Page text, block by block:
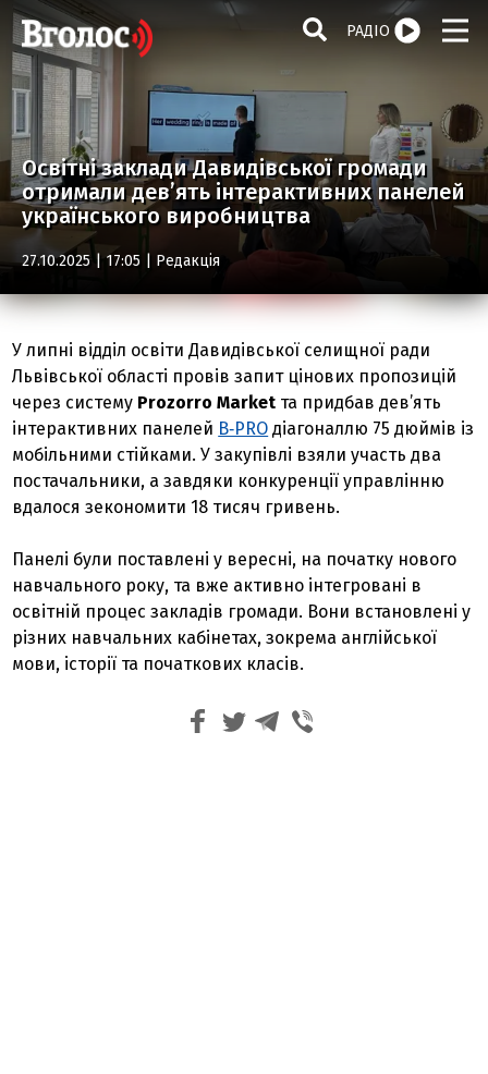
РАДІО
Освітні заклади Давидівської громади
отримали дев’ять інтерактивних панелей
українського виробництва
27.10.2025 | 17:05 | Редакція
У липні відділ освіти Давидівської селищної ради
Львівської області провів запит цінових пропозицій
через систему Prozorro Market та придбав дев’ять
інтерактивних панелей B‑PRO діагоналлю 75 дюймів із
мобільними стійками. У закупівлі взяли участь два
постачальники, а завдяки конкуренції управлінню
вдалося зекономити 18 тисяч гривень.
Панелі були поставлені у вересні, на початку нового
навчального року, та вже активно інтегровані в
освітній процес закладів громади. Вони встановлені у
різних навчальних кабінетах, зокрема англійської
мови, історії та початкових класів.